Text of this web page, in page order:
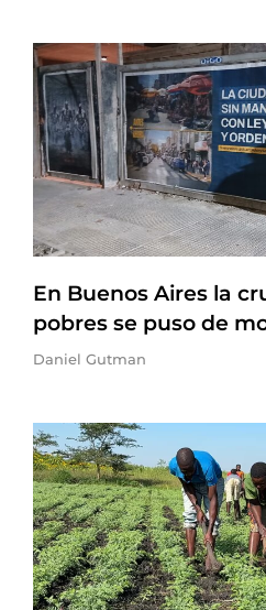
En Buenos Aires la
pobres se puso de
Daniel Gutman